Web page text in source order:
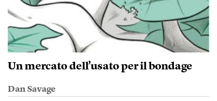
Un mercato dell’usato per il bondage
Dan Savage